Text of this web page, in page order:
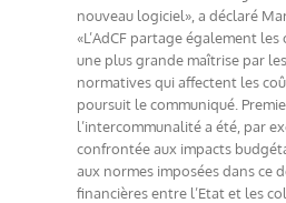
nouveau logiciel», a déclaré
«L’AdCF partage également
une plus grande maîtrise par
normatives qui affectent les
poursuit le communiqué.
l’intercommunalité a été, par
confrontée aux impacts
aux normes imposées dans ce
financières entre l’Etat et les